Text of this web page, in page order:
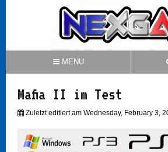
MENU
Mafia II im Test
Zuletzt editiert am Wednesday, February 3,